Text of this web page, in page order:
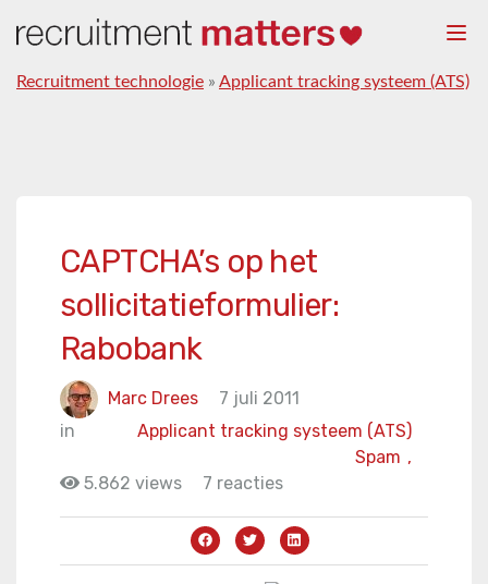
Recruitment technologie » Applicant tracking systeem (ATS)
CAPTCHA’s op het
sollicitatieformulier:
Rabobank
Marc Drees
7 juli 2011
in
Applicant tracking systeem (ATS)
Spam ,
5.862 views
7 reacties